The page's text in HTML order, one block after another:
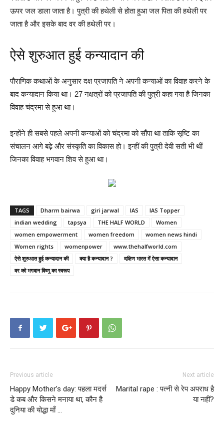
ऊपर जल डाला जाता है। पुत्री की हथेली से होता हुआ जल पिता की हथेली पर
जाता है और इसके बाद वर की हथेली पर।
ऐसे शुरुआत हुई कन्यादान की
पौराणिक कथाओं के अनुसार दक्ष प्रजापति ने अपनी कन्याओं का विवाह करने के
बाद कन्यादान किया था। 27 नक्षत्रों को प्रजापति की पुत्री कहा गया है जिनका
विवाह चंद्रमा से हुआ था।
इन्होंने ही सबसे पहले अपनी कन्याओं को चंद्रमा को सौंपा था ताकि सृष्टि का
संचालन आगे बढ़े और संस्कृति का विकास हो। इन्हीं की पुत्री देवी सती भी थीं
जिनका विवाह भगवान शिव से हुआ था।
TAGS Dharm bairwa giri jarwal IAS
IAS Topper
indian wedding
tapsya THE HALF WORLD
Women
women empowerment
women freedom
women news hindi
Women rights
womenpower
www.thehalfworld.com
ऐसे शुरुआत हुई कन्यादान की
क्या है कन्यादान ?
दक्षिण भारत में ऐसा कन्‍यादान
वर को भगवान विष्‍णु का स्‍वरूप
Previous article
Happy Mother’s day: पहला मदर्स
डे कब और किसने मनाया था, कौन है
दुनिया की योद्धा माँ …
Next article
Marital rape : पत्नी से रेप अपराध है
या नहीं?